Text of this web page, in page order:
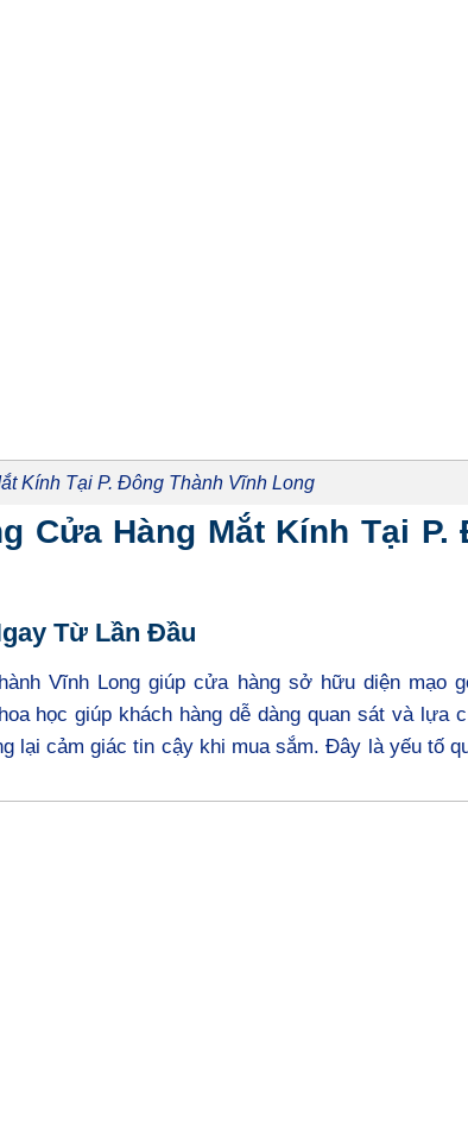
Kính Tại P. Đông Thành Vĩnh Long
Cửa Hàng Mắt Kính Tại P.
Từ Lần Đầu
Vĩnh Long giúp cửa hàng sở hữu diện mạo
học giúp khách hàng dễ dàng quan sát và lựa
lại cảm giác tin cậy khi mua sắm. Đây là yếu tố